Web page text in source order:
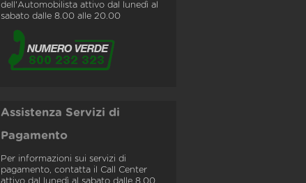
dell'Automobilista attivo dal lunedì al
sabato dalle 8.00 alle 20.00
Assistenza Servizi di
Pagamento
Per informazioni sui servizi di
pagamento, contatta il Call Center